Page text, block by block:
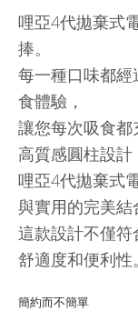
哩亞4代拋棄式
捧。
每一種口味都
食體驗，
讓您每次吸食都
高質感圓柱設
哩亞4代拋棄式
與實用的完美結
這款設計不僅
舒適度和便利性。
簡約而不簡單